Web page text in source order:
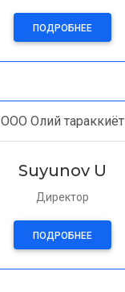
ПОДРОБНЕЕ
ООО Олий тараккиёт
Suyunov U
Директор
ПОДРОБНЕЕ